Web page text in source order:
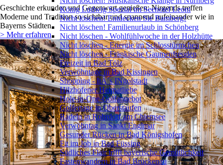
Geschichte erkunden und Gegenwart genießen: Nirgends treffen
Moderne und Tradition so sichtbar und spannend aufeinander wie in
Bayerns Städten.
> Mehr erfahren
König Ludwig Spezial im Seehotel Leoni
Nicht löschen! Entdecken Sie Bamberg!
Nicht löschen! Familienurlaub in Schönberg
Nicht löschen - Wohlfühlwoche in der Holzhütte
Nicht löschen - Energie im Schlosstürmchen
Nicht löschen - Fränkische Gaumenfreuden
Freizeit in Bad Tölz
Verwöhntage in Bad Kissingen
Shopping - ItÂ´s INgolstadt
Hilzhofener Heimatliebe
Hole-in-One-Golfangebot
Golfertage in Oberstaufen
Radeln in Rohrdorf am Chiemsee
Verwöhntag in Sankt Englmar
Gesunder Rücken in Bad Königshofen
Fit im Job in Bad Füssing
Südliches Flair trifft bayerische Gemütlichkeit
Fastenwandern in Bad Brückenau